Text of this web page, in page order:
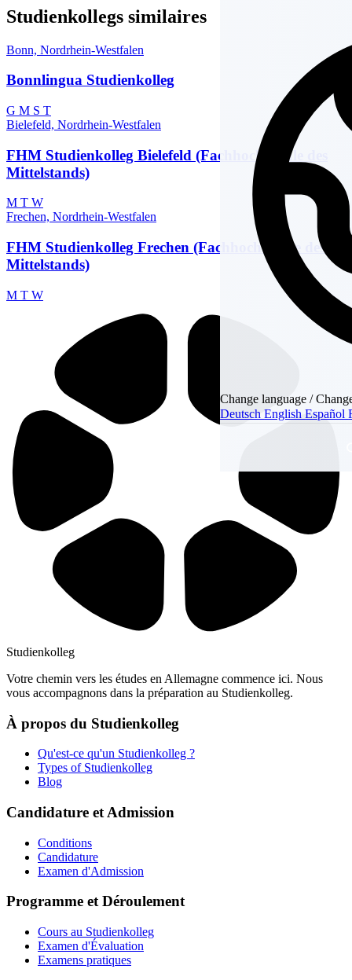
Change language /
DeutschEnglishEspañol
Studienkollegs similaires
Bonn, Nordrhein-Westfalen
Bonnlingua Studienkolleg
G M S T
Bielefeld, Nordrhein-Westfalen
FHM Studienkolleg Bielefeld (Fachhochschule des
Mittelstands)
M T W
Frechen, Nordrhein-Westfalen
FHM Studienkolleg Frechen (Fachhochschule des
Mittelstands)
M T W
Studienkolleg
Votre chemin vers les études en Allemagne commence ici. Nous
vous accompagnons dans la préparation au Studienkolleg.
À propos du Studienkolleg
Qu'est-ce qu'un Studienkolleg ?
Types of Studienkolleg
Blog
Candidature et Admission
Conditions
Candidature
Examen d'Admission
Programme et Déroulement
Cours au Studienkolleg
Examen d'Évaluation
Examens pratiques